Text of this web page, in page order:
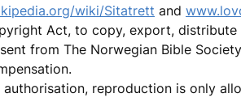
wiki/Sitatrett and
Act, to copy, export,
from The Norwegian Bible
reproduction is only